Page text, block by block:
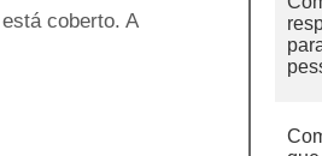
coberto. A